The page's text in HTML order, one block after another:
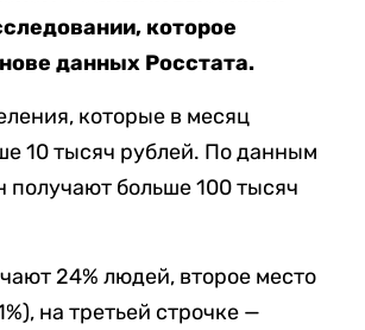
которое
данных Росстата.
которые в месяц
10 тысяч рублей. По данным
получают больше 100 тысяч
24% людей, второе место
на третьей строчке —